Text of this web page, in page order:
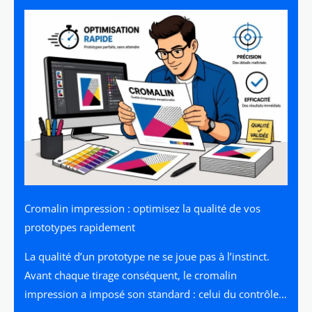
Cromalin impression : optimisez la qualité de vos
prototypes rapidement
La qualité d’un prototype ne se joue pas à l’instinct.
Avant chaque tirage conséquent, le cromalin
impression a imposé son standard : celui du contrôle…